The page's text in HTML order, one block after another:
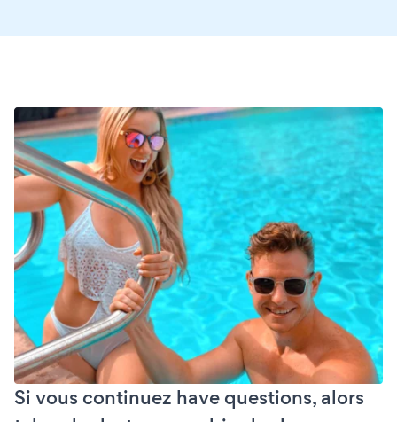
Si vous continuez have questions, alors